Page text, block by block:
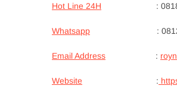
Hot Line 24H :
Whatsapp :
Email Address :
Website :